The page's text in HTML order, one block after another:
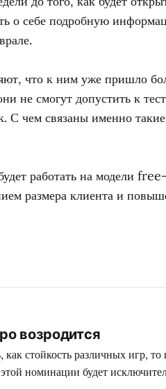
о себе подробную
что к ним уже пришло
не смогут допустить к
С чем связаны именно
работать на модели
размера клиента и
возродится
стойкость различных игр,
номинации будет